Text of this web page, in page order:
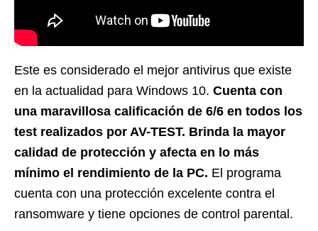
Este es considerado el mejor antivirus que existe
en la actualidad para Windows 10. Cuenta con
una maravillosa calificación de 6/6 en todos los
test realizados por AV-TEST. Brinda la mayor
calidad de protección y afecta en lo más
mínimo el rendimiento de la PC. El programa
cuenta con una protección excelente contra el
ransomware y tiene opciones de control parental.